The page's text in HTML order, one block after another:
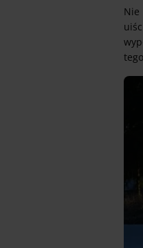
Nie